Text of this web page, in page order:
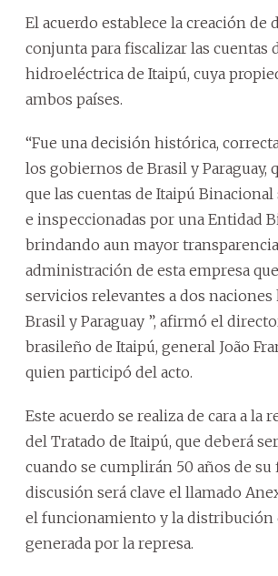
El acuerdo establece la creación de
conjunta para fiscalizar las cuentas
hidroeléctrica de Itaipú, cuya
ambos países.
“Fue una decisión histórica,
los gobiernos de Brasil y Paraguay,
que las cuentas de Itaipú Binacional
e inspeccionadas por una Entidad
brindando aun mayor
administración de esta empresa
servicios relevantes a dos naciones
Brasil y Paraguay ”, afirmó el
brasileño de Itaipú, general João
quien participó del acto.
Este acuerdo se realiza de cara a la
del Tratado de Itaipú, que deberá
cuando se cumplirán 50 años de su
discusión será clave el llamado
el funcionamiento y la distribución
generada por la represa.